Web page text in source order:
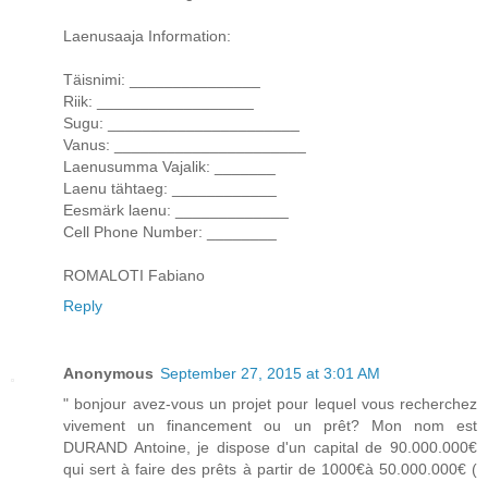
Laenusaaja Information:
Täisnimi: _______________
Riik: __________________
Sugu: ______________________
Vanus: ______________________
Laenusumma Vajalik: _______
Laenu tähtaeg: ____________
Eesmärk laenu: _____________
Cell Phone Number: ________
ROMALOTI Fabiano
Reply
Anonymous September 27, 2015 at 3:01 AM
" bonjour avez-vous un projet pour lequel vous recherchez
vivement un financement ou un prêt? Mon nom est
DURAND Antoine, je dispose d'un capital de 90.000.000€
qui sert à faire des prêts à partir de 1000€à 50.000.000€ (